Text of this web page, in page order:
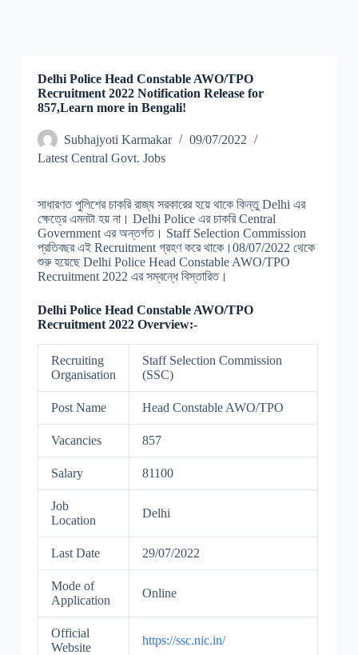
Delhi Police Head Constable AWO/TPO
Recruitment 2022 Notification Release for
857,Learn more in Bengali!
Subhajyoti Karmakar
09/07/2022
Latest Central Govt. Jobs
সাধারণত পুলিশের চাকরি রাজ্য সরকারের হয়ে থাকে কিন্তু Delhi এর
ক্ষেত্রে এমনটা হয় না। Delhi Police এর চাকরি Central
Government এর অন্তর্গত। Staff Selection Commission
প্রতিবছর এই Recruitment গ্রহণ করে থাকে।08/07/2022 থেকে
শুরু হয়েছে Delhi Police Head Constable AWO/TPO
Recruitment 2022 এর সম্বন্ধে বিস্তারিত।
Delhi Police Head Constable AWO/TPO
Recruitment 2022 Overview:-
Recruiting
Organisation
Staff Selection Commission
(SSC)
Post Name Head Constable AWO/TPO
Vacancies 857
Salary 81100
Job
Location
Delhi
Last Date 29/07/2022
Mode of
Application
Online
Official
Website
https://ssc.nic.in/